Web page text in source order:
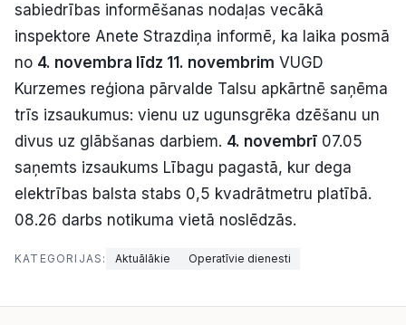
E-avīze Abonē
sabiedrības informēšanas nodaļas vecākā
inspektore Anete Strazdiņa informē, ka laika posmā
no 4. novembra līdz 11. novembrim VUGD
Kurzemes reģiona pārvalde Talsu apkārtnē saņēma
trīs izsaukumus: vienu uz ugunsgrēka dzēšanu un
divus uz glābšanas darbiem. 4. novembrī 07.05
saņemts izsaukums Lībagu pagastā, kur dega
elektrības balsta stabs 0,5 kvadrātmetru platībā.
08.26 darbs notikuma vietā noslēdzās.
KATEGORIJAS: Aktuālākie Operatīvie dienesti